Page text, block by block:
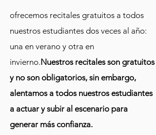
ofrecemos recitales gratuitos a todos
nuestros estudiantes dos veces al año:
una en verano y otra en
invierno.Nuestros recitales son gratuitos
y no son obligatorios, sin embargo,
alentamos a todos nuestros estudiantes
a actuar y subir al escenario para
generar más confianza.